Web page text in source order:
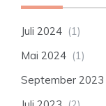
Juli 2024 (1)
Mai 2024 (1)
September 2023